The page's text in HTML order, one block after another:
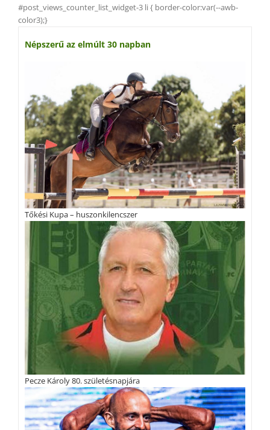
#post_views_counter_list_widget-3 li { border-color:var(--awb-
color3);}
Népszerű az elmúlt 30 napban
Tőkési Kupa – huszonkilencszer
Pecze Károly 80. születésnapjára